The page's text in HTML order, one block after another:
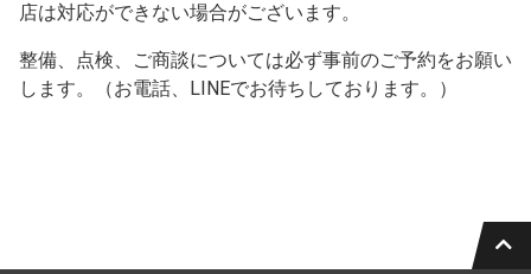
店は対応ができない場合がございます。
整備、点検、ご商談については必ず事前のご予約をお願い
します。（お電話、LINEでお待ちしております。）